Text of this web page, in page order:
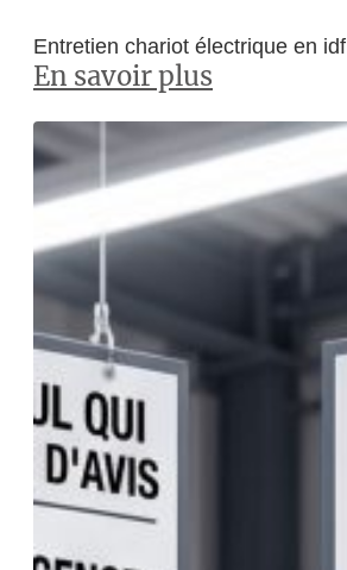
Entretien chariot électrique en idf
En savoir plus